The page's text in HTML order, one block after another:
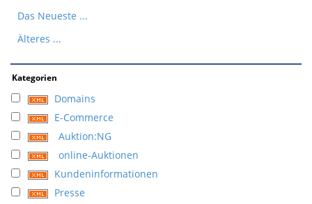
Das Neueste ...
Älteres ...
Kategorien
Domains
E-Commerce
Auktion:NG
online-Auktionen
Kundeninformationen
Presse